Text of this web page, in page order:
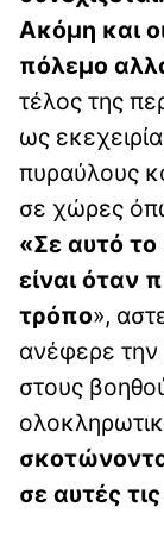
Ακόμη και
πόλεμο
τέλος της
ως
πυραύλους
σε χώρες
«Σε αυτό το
είναι όταν
τρόπο»,
ανέφερε την
στους
σε αυτές